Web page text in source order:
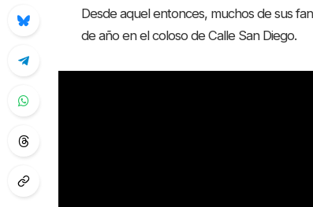
Desde aquel entonces, muchos de sus
de año en el coloso de Calle San Diego.